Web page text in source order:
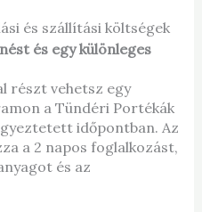
és szállítási költségek
és egy különleges
részt vehetsz egy
a Tündéri Portékák
időpontban. Az
a 2 napos foglalkozást,
és az